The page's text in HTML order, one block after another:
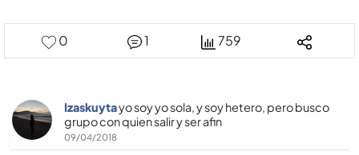
0 1 759
Izaskuytayo soy yo sola, y soy hetero, pero busco
grupo con quien salir y ser afin
09/04/2018